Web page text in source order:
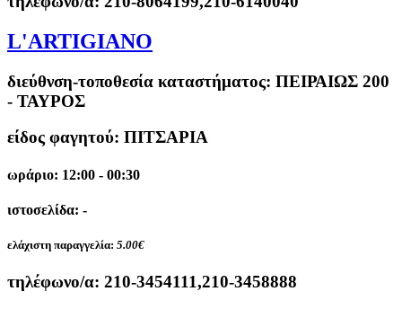
L'ARTIGIANO
διεύθνση-τοποθεσία καταστήματος: ΠΕΙΡΑΙΩΣ 200
- ΤΑΥΡΟΣ
είδος φαγητού: ΠΙΤΣΑΡΙΑ
ωράριο: 12:00 - 00:30
ιστοσελίδα: -
ελάχιστη παραγγελία: 5.00€
τηλέφωνο/α: 210-3454111,210-3458888